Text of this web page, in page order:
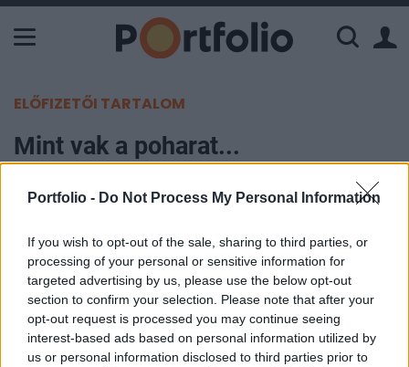
Portfolio - Do Not Process My Personal Information
If you wish to opt-out of the sale, sharing to third parties, or
processing of your personal or sensitive information for
targeted advertising by us, please use the below opt-out
section to confirm your selection. Please note that after your
opt-out request is processed you may continue seeing
interest-based ads based on personal information utilized by
us or personal information disclosed to third parties prior to
ELŐFIZETŐI TARTALOM
Mint vak a poharat...
Portfolio
A délutáni amerikai inflációs adatok hatására
jelentős mennyiségü papírral jelentek meg az
eladók a pesti börzén, melynek hatására a Bux
közel 4%-ot veszítve értékéből 22,888 ponton zárt.
A régiós piacokon szintén pesszimizmus alakult